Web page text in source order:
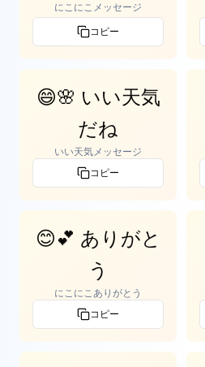
にこにこメッセージ
コピー
😄🌸 いい天気
だね
いい天気メッセージ
コピー
😊💕 ありがと
う
にこにこありがとう
コピー